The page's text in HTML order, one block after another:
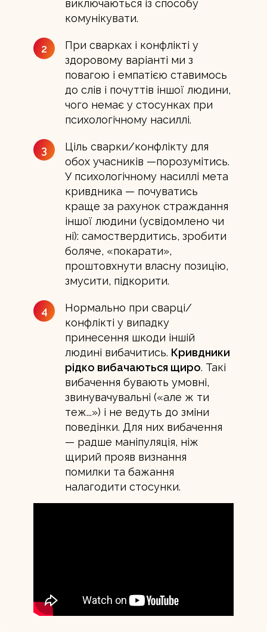
виключаються із способу
комунікувати.
2
При сварках і конфлікті у
здоровому варіанті ми з
повагою і емпатією ставимось
до слів і почуттів іншої людини,
чого немає у стосунках при
психологічному насиллі.
3
Ціль сварки/конфлікту для
обох учасників —порозумітись.
У психологічному насиллі мета
кривдника — почуватись
краще за рахунок страждання
іншої людини (усвідомлено чи
ні): самоствердитись, зробити
боляче, «покарати»,
проштовхнути власну позицію,
змусити, підкорити.
4
Нормально при сварці/
конфлікті у випадку
принесення шкоди іншій
людині вибачитись. Кривдники
рідко вибачаються щиро. Такі
вибачення бувають умовні,
звинувачувальні («але ж ти
теж...») і не ведуть до зміни
поведінки. Для них вибачення
— радше маніпуляція, ніж
щирий прояв визнання
помилки та бажання
налагодити стосунки.